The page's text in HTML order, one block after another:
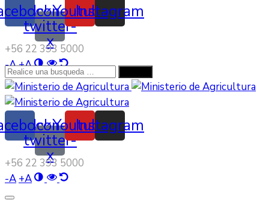
Icon-
twitter-
x
Youtube
Instagram
‭+56 22 393 5000‬
-A+A
Icon-
twitter-
x
Youtube
Instagram
‭+56 22 393 5000‬
-A +A